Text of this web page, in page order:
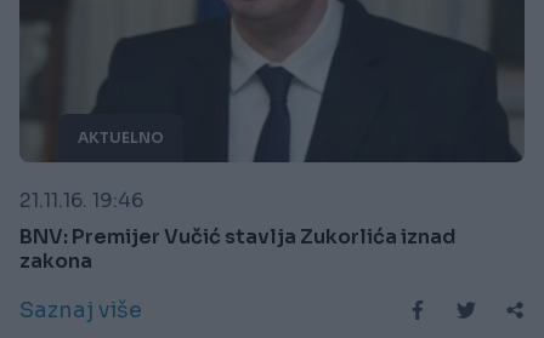
AKTUELNO
21.11.16. 19:46
BNV: Premijer Vučić stavlja Zukorlića iznad
zakona
Saznaj više